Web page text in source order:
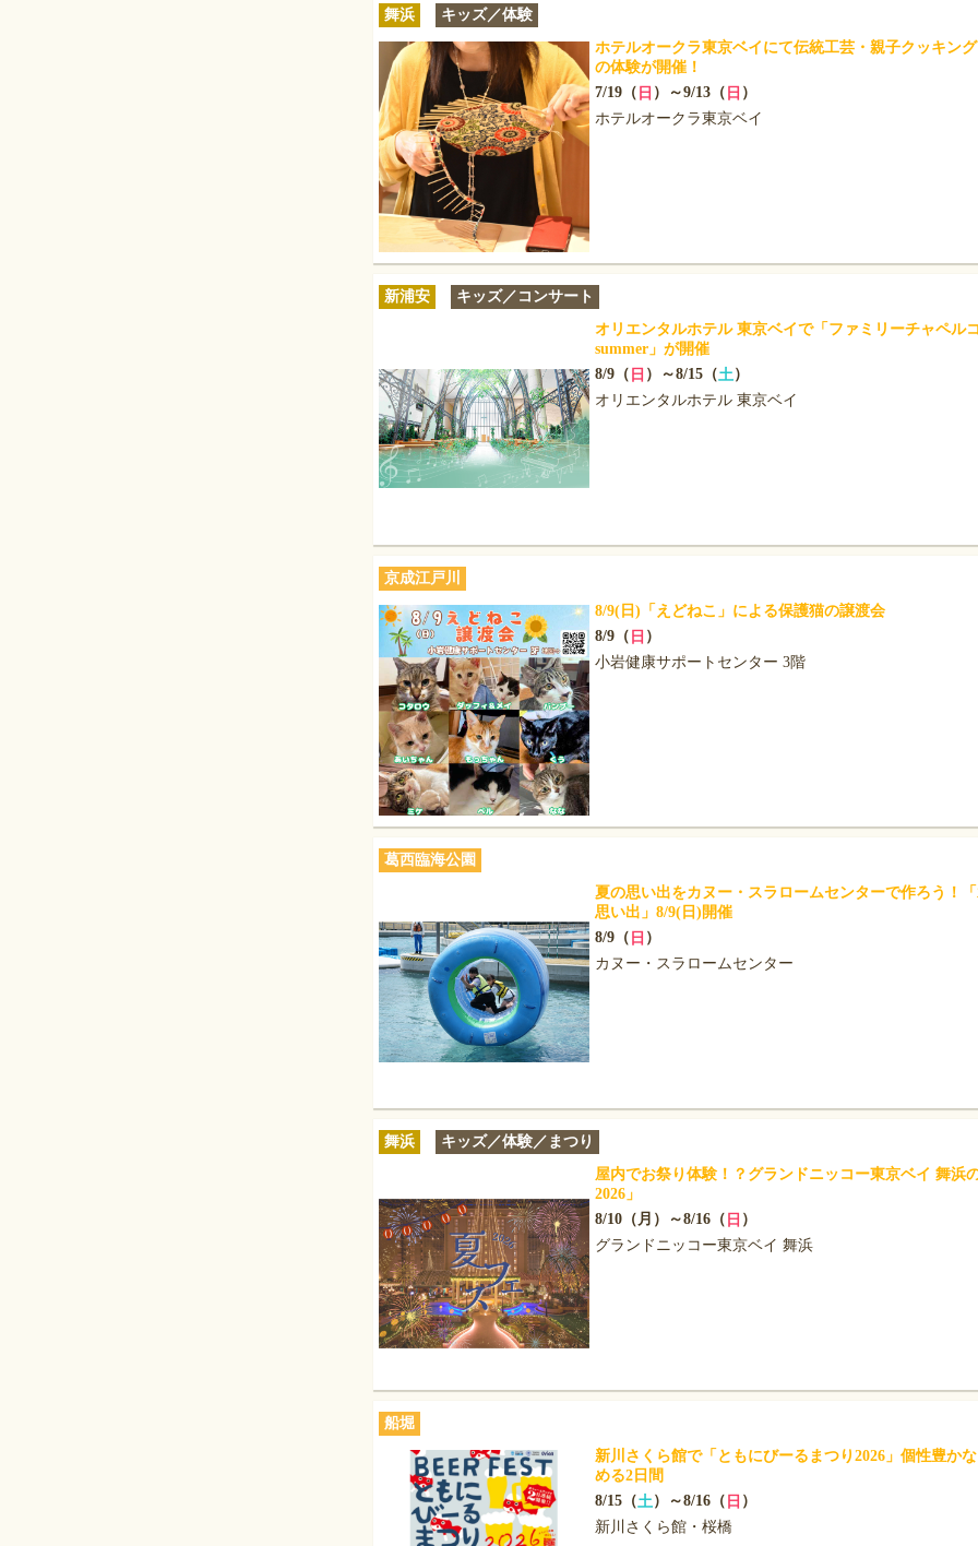
舞浜
キッズ／体験
ホテルオークラ東京ベイにて伝統工芸・親子クッキン
の体験が開催！
7/19（ 日 ）～9/13（ 日 ）
ホテルオークラ東京ベイ
新浦安
キッズ／コンサート
オリエンタルホテル 東京ベイで「ファミリーチャペル
summer」が開催
8/9（ 日 ）～8/15（土）
オリエンタルホテル 東京ベイ
京成江戸川
8/9(日)「えどねこ」による保護猫の譲渡会
8/9（ 日 ）
小岩健康サポートセンター 3階
葛西臨海公園
夏の思い出をカヌー・スラロームセンターで作ろう！
思い出」8/9(日)開催
8/9（ 日 ）
カヌー・スラロームセンター
舞浜
キッズ／体験／まつり
屋内でお祭り体験！？グランドニッコー東京ベイ 舞浜
2026」
8/10（月）～8/16（ 日 ）
グランドニッコー東京ベイ 舞浜
船堀
新川さくら館で「ともにびーるまつり2026」個性豊か
める2日間
8/15（土）～8/16（ 日 ）
新川さくら館・桜橋